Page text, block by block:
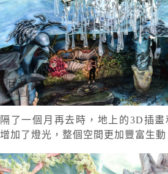
隔了一個月再去時，地上的3D插
增加了燈光，整個空間更加豐富生動